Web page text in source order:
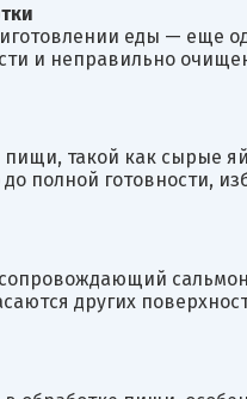
еды — еще
и неправильно
такой как сырые
полной готовности,
других